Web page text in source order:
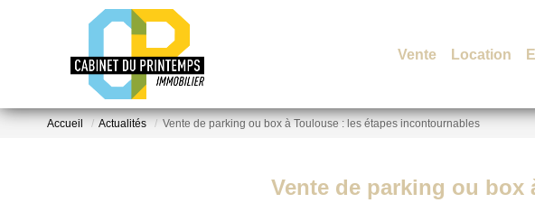
Vente Location
Accueil Actualités Vente de parking ou box à Toulouse : les étapes incontournables
Vente de parking ou box